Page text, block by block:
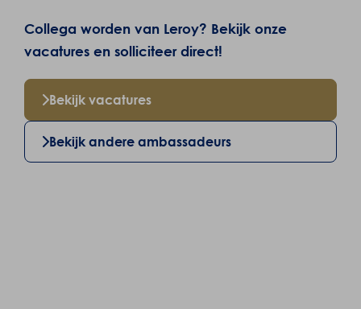
Collega worden van Leroy? Bekijk onze
vacatures en solliciteer direct!
Bekijk vacatures
Bekijk andere ambassadeurs